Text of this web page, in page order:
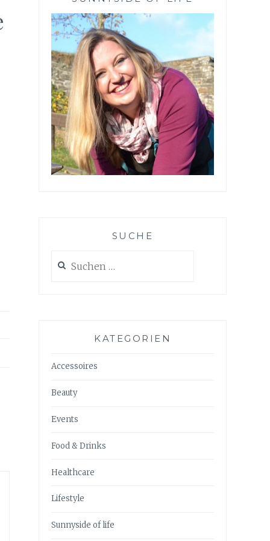
SUCHE
nach:
KATEGORIEN
Accessoires
Beauty
Events
Food & Drinks
Healthcare
Lifestyle
Sunnyside of life